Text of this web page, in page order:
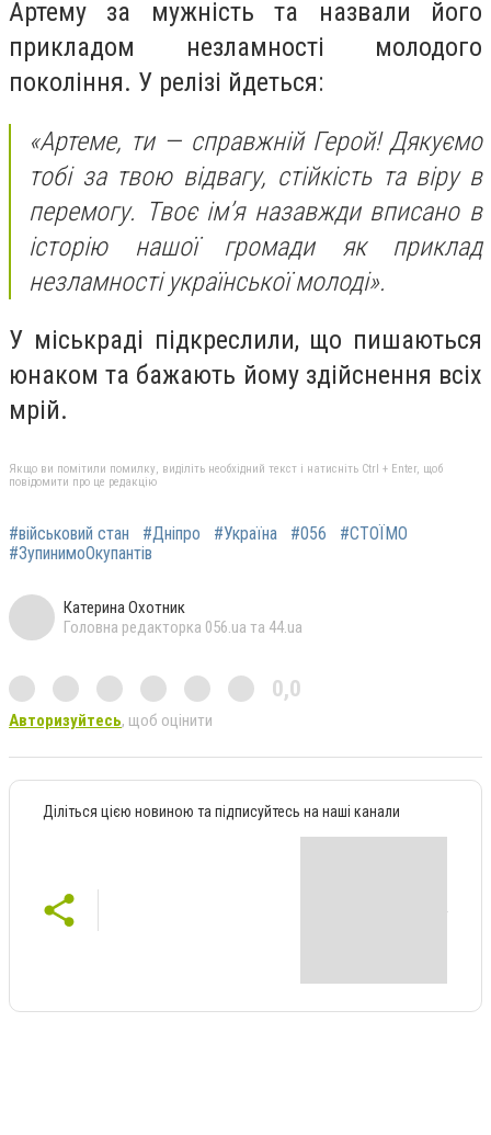
Артему за мужність та назвали його
прикладом незламності молодого
покоління. У релізі йдеться:
«Артеме, ти — справжній Герой! Дякуємо
тобі за твою відвагу, стійкість та віру в
перемогу. Твоє ім’я назавжди вписано в
історію нашої громади як приклад
незламності української молоді».
У міськраді підкреслили, що пишаються
юнаком та бажають йому здійснення всіх
мрій.
Якщо ви помітили помилку, виділіть необхідний текст і натисніть Ctrl + Enter, щоб
повідомити про це редакцію
#військовий стан #Дніпро #Україна #056
#СТОЇМО
#ЗупинимоОкупантів
Катерина Охотник
Головна редакторка 056.ua та 44.ua
0,0
Авторизуйтесь, щоб оцінити
Діліться цією новиною та підписуйтесь на наші канали